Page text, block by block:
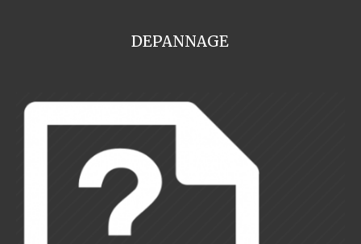
DEPANNAGE